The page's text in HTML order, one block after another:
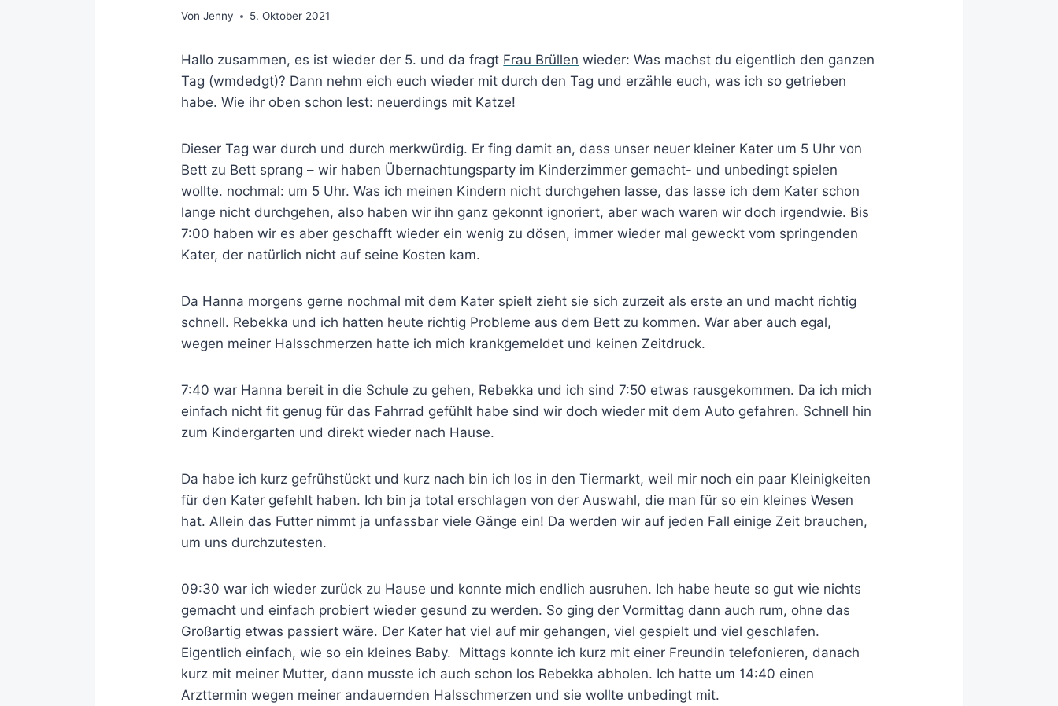
Von Jenny 5. Oktober 2021
Hallo zusammen, es ist wieder der 5. und da fragt Frau Brüllen wieder: Was machst du eigentlich den ganzen
Tag (wmdedgt)? Dann nehm eich euch wieder mit durch den Tag und erzähle euch, was ich so getrieben
habe. Wie ihr oben schon lest: neuerdings mit Katze!
Dieser Tag war durch und durch merkwürdig. Er fing damit an, dass unser neuer kleiner Kater um 5 Uhr von
Bett zu Bett sprang – wir haben Übernachtungsparty im Kinderzimmer gemacht- und unbedingt spielen
wollte. nochmal: um 5 Uhr. Was ich meinen Kindern nicht durchgehen lasse, das lasse ich dem Kater schon
lange nicht durchgehen, also haben wir ihn ganz gekonnt ignoriert, aber wach waren wir doch irgendwie. Bis
7:00 haben wir es aber geschafft wieder ein wenig zu dösen, immer wieder mal geweckt vom springenden
Kater, der natürlich nicht auf seine Kosten kam.
Da Hanna morgens gerne nochmal mit dem Kater spielt zieht sie sich zurzeit als erste an und macht richtig
schnell. Rebekka und ich hatten heute richtig Probleme aus dem Bett zu kommen. War aber auch egal,
wegen meiner Halsschmerzen hatte ich mich krankgemeldet und keinen Zeitdruck.
7:40 war Hanna bereit in die Schule zu gehen, Rebekka und ich sind 7:50 etwas rausgekommen. Da ich mich
einfach nicht fit genug für das Fahrrad gefühlt habe sind wir doch wieder mit dem Auto gefahren. Schnell hin
zum Kindergarten und direkt wieder nach Hause.
Da habe ich kurz gefrühstückt und kurz nach bin ich los in den Tiermarkt, weil mir noch ein paar Kleinigkeiten
für den Kater gefehlt haben. Ich bin ja total erschlagen von der Auswahl, die man für so ein kleines Wesen
hat. Allein das Futter nimmt ja unfassbar viele Gänge ein! Da werden wir auf jeden Fall einige Zeit brauchen,
um uns durchzutesten.
09:30 war ich wieder zurück zu Hause und konnte mich endlich ausruhen. Ich habe heute so gut wie nichts
gemacht und einfach probiert wieder gesund zu werden. So ging der Vormittag dann auch rum, ohne das
Großartig etwas passiert wäre. Der Kater hat viel auf mir gehangen, viel gespielt und viel geschlafen.
Eigentlich einfach, wie so ein kleines Baby. Mittags konnte ich kurz mit einer Freundin telefonieren, danach
kurz mit meiner Mutter, dann musste ich auch schon los Rebekka abholen. Ich hatte um 14:40 einen
Arzttermin wegen meiner andauernden Halsschmerzen und sie wollte unbedingt mit.